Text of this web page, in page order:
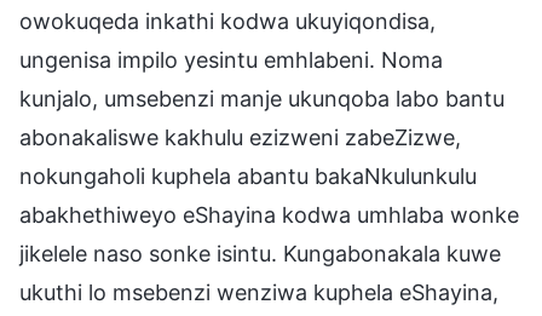
owokuqeda inkathi kodwa ukuyiqondisa,
ungenisa impilo yesintu emhlabeni. Noma
kunjalo, umsebenzi manje ukunqoba labo bantu
abonakaliswe kakhulu ezizweni zabeZizwe,
nokungaholi kuphela abantu bakaNkulunkulu
abakhethiweyo eShayina kodwa umhlaba wonke
jikelele naso sonke isintu. Kungabonakala kuwe
ukuthi lo msebenzi wenziwa kuphela eShayina,